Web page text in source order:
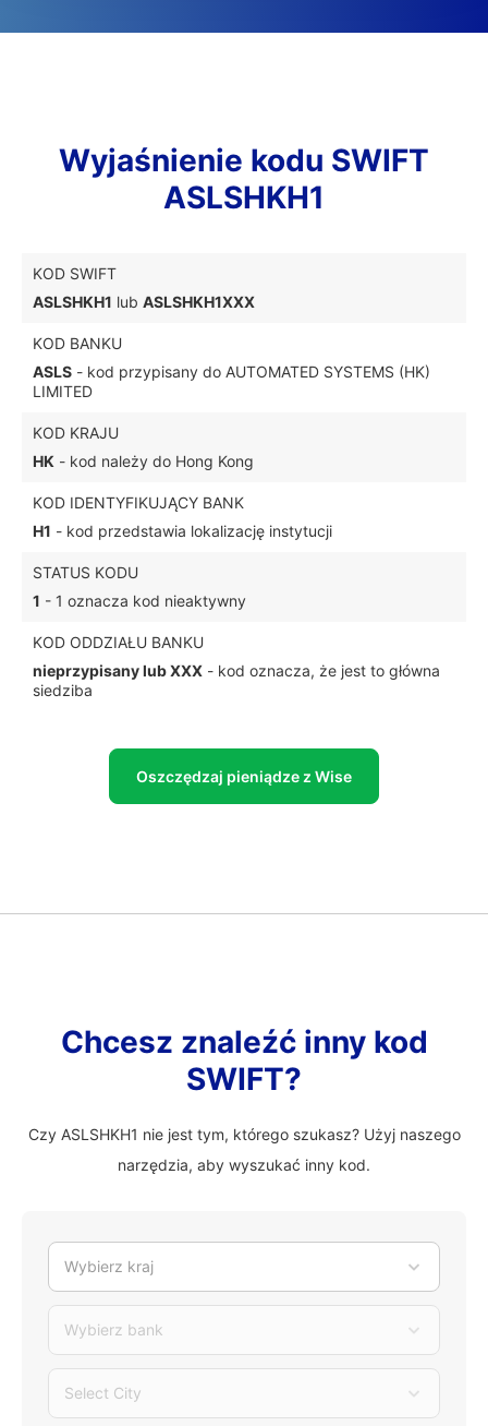
Wyjaśnienie kodu SWIFT
ASLSHKH1
KOD SWIFT
ASLSHKH1 lub ASLSHKH1XXX
KOD BANKU
ASLS - kod przypisany do AUTOMATED SYSTEMS (HK)
LIMITED
KOD KRAJU
HK - kod należy do Hong Kong
KOD IDENTYFIKUJĄCY BANK
H1 - kod przedstawia lokalizację instytucji
STATUS KODU
1 - 1 oznacza kod nieaktywny
KOD ODDZIAŁU BANKU
nieprzypisany lub XXX - kod oznacza, że jest to główna
siedziba
Oszczędzaj pieniądze z Wise
Chcesz znaleźć inny kod
SWIFT?
Czy ASLSHKH1 nie jest tym, którego szukasz? Użyj naszego
narzędzia, aby wyszukać inny kod.
Wybierz kraj
Wybierz bank
Select City